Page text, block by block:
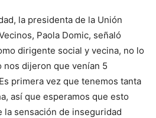
la presidenta de la Unión
Paola Domic, señaló
dirigente social y vecina, no lo
nos dijeron que venían 5
primera vez que tenemos tanta
así que esperamos que esto
la sensación de inseguridad